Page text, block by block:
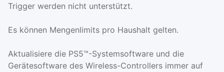
Trigger werden nicht unterstützt.
Es können Mengenlimits pro Haushalt gelten.
Aktualisiere die PS5™-Systemsoftware und die
Gerätesoftware des Wireless-Controllers immer auf